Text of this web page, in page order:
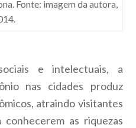
Fonte: imagem da autora,
e intelectuais, a
nas cidades produz
atraindo visitantes
as riquezas